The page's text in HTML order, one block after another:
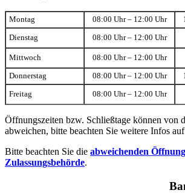
Montag 08:00 Uhr – 12:00 Uhr
Dienstag 08:00 Uhr – 12:00 Uhr
Mittwoch 08:00 Uhr – 12:00 Uhr
Donnerstag 08:00 Uhr – 12:00 Uhr
Freitag 08:00 Uhr – 12:00 Uhr
Öffnungszeiten bzw. Schließtage können von
abweichen, bitte beachten Sie weitere Infos
Bitte beachten Sie die abweichenden
Zulassungsbehörde.